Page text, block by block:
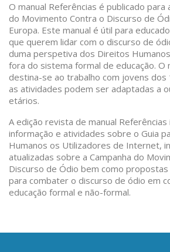
O manual Referências é publicado para
do Movimento Contra o Discurso de
Europa. Este manual é útil para
que querem lidar com o discurso de
duma perspetiva dos Direitos
fora do sistema formal de educação. O
destina-se ao trabalho com jovens dos
as atividades podem ser adaptadas a
etários.
A edição revista de manual Referências
informação e atividades sobre o Guia
Humanos os Utilizadores de Internet,
atualizadas sobre a Campanha do
Discurso de Ódio bem como
para combater o discurso de ódio em
educação formal e não-formal.